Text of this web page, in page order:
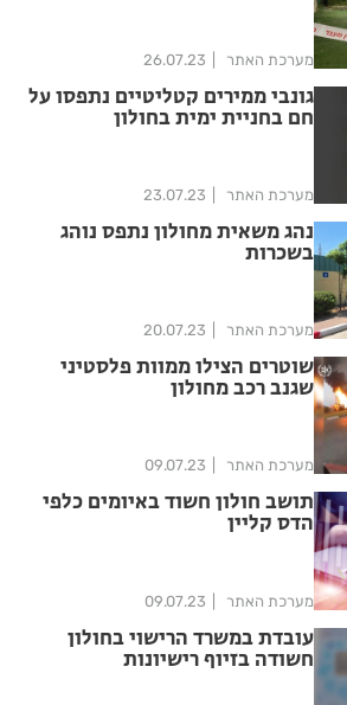
מערכת האתר 26.07.23
גונבי ממירים קטליטיים נתפסו על
חם בחניית ימית בחולון
מערכת האתר 23.07.23
נהג משאית מחולון נתפס נוהג
בשכרות
מערכת האתר 20.07.23
שוטרים הצילו ממוות פלסטיני
שגנב רכב מחולון
מערכת האתר 09.07.23
תושב חולון חשוד באיומים כלפי
הדס קליין
מערכת האתר 09.07.23
עובדת במשרד הרישוי בחולון
חשודה בזיוף רישיונות